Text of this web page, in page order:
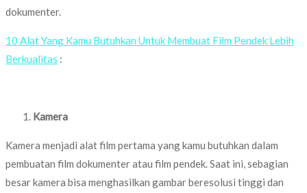
dokumenter.
10 Alat Yang Kamu Butuhkan Untuk Membuat Film Pendek Lebih
Berkualitas :
Kamera
Kamera menjadi alat film pertama yang kamu butuhkan dalam
pembuatan film dokumenter atau film pendek. Saat ini, sebagian
besar kamera bisa menghasilkan gambar beresolusi tinggi dan